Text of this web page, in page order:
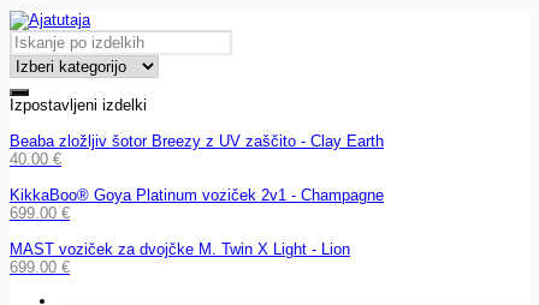
Izpostavljeni izdelki
Beaba zložljiv šotor Breezy z UV zaščito - Clay Earth
40.00 €
KikkaBoo® Goya Platinum voziček 2v1 - Champagne
699.00 €
MAST voziček za dvojčke M. Twin X Light - Lion
699.00 €